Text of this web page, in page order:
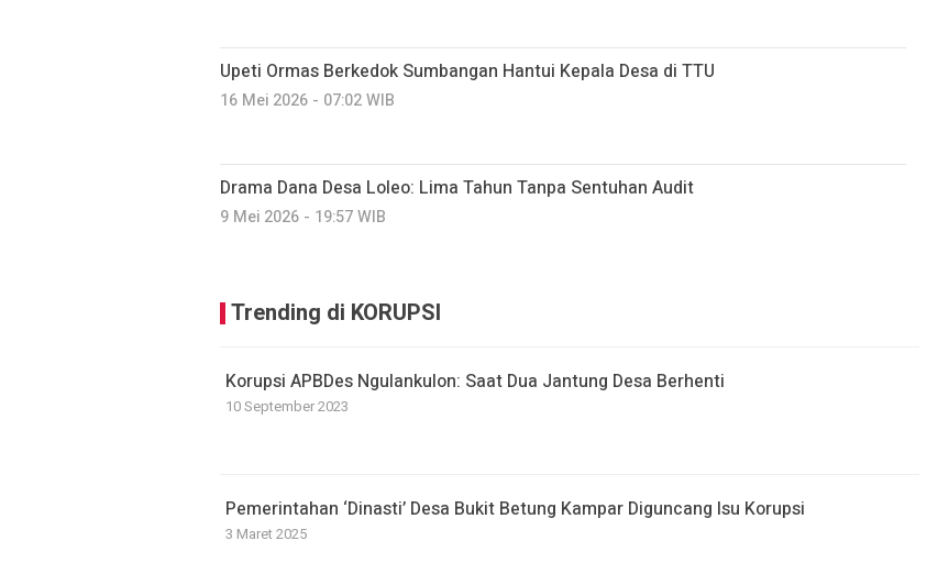
Upeti Ormas Berkedok Sumbangan Hantui Kepala Desa di TTU
16 Mei 2026 - 07:02 WIB
Drama Dana Desa Loleo: Lima Tahun Tanpa Sentuhan Audit
9 Mei 2026 - 19:57 WIB
Trending di KORUPSI
Korupsi APBDes Ngulankulon: Saat Dua Jantung Desa Berhenti
10 September 2023
Pemerintahan ‘Dinasti’ Desa Bukit Betung Kampar Diguncang Isu Korupsi
3 Maret 2025